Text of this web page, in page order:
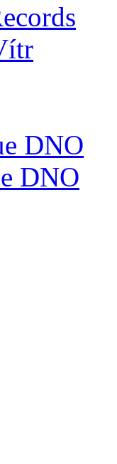
DNO
DNO